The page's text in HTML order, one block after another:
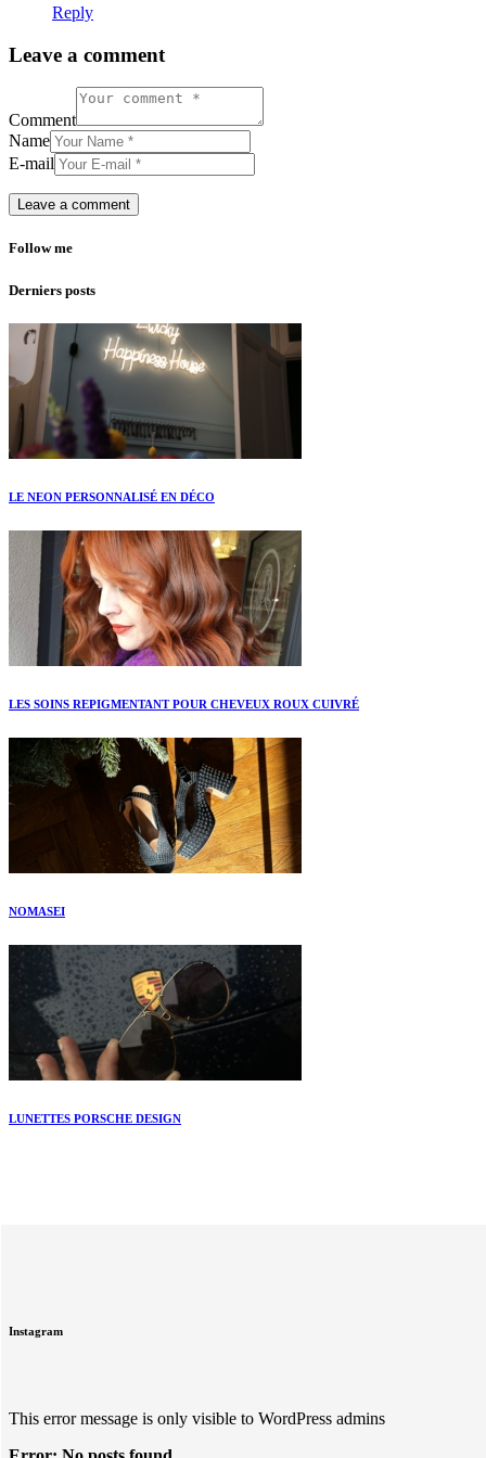
Reply
Leave a comment
Comment
Name
E-mail
Follow me
Derniers posts
LE NEON PERSONNALISÉ EN DÉCO
LES SOINS REPIGMENTANT POUR CHEVEUX ROUX CUIVRÉ
NOMASEI
LUNETTES PORSCHE DESIGN
Instagram
This error message is only visible to WordPress admins